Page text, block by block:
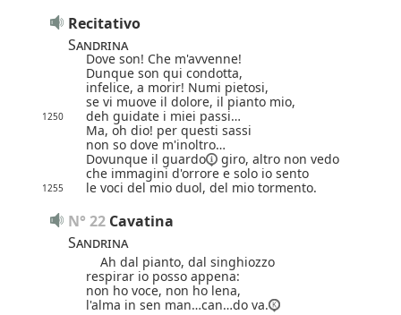
Recitativo
Sandrina
Dove son! Che m'avvenne!
Dunque son qui condotta,
infelice, a morir! Numi pietosi,
se vi muove il dolore, il pianto mio,
1250
deh guidate i miei passi…
Ma, oh dio! per questi sassi
non so dove m'inoltro…
Dovunque il guardo
giro, altro non vedo
che immagini d'orrore e solo io sento
1255 le voci del mio duol, del mio tormento.
N° 22 Cavatina
Sandrina
Ah dal pianto, dal singhiozzo
respirar io posso appena:
non ho voce, non ho lena,
l'alma in sen man…can…do va.